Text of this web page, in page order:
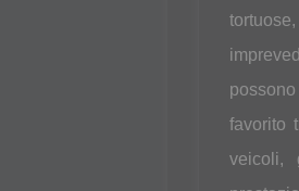
favorito
veicoli,